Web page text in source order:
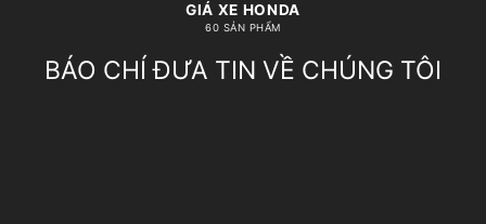
GIÁ XE HONDA
60 SẢN PHẨM
BÁO CHÍ ĐƯA TIN VỀ CHÚNG TÔI